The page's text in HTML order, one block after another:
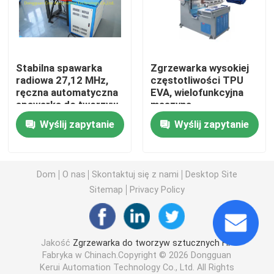
Sprzęt do spawania wysokiej częstotliwości
Maszyna do pakowania w blistry
Sprzęt do spawania częstotliwością radiową
Automatyczna maszyna uszczelniająca
Maszyna do pakowania w folię termokurczliwą
Maszyna pakująca typu poduszka
Stabilna spawarka
radiowa 27,12 MHz,
ręczna automatyczna
spawarka do tworzyw
sztucznych HF
Wyślij zapytanie
Zgrzewarka wysokiej
częstotliwości TPU
EVA, wielofunkcyjna
maszyna
uszczelniająca RF
Wyślij zapytanie
Dom O nas Skontaktuj się z nami
Desktop Site
Sitemap
Privacy Policy
Jakość Zgrzewarka do tworzyw sztucznych HF
Fabryka w Chinach.Copyright © 2026 Dongguan
Kerui Automation Technology Co., Ltd. All Rights